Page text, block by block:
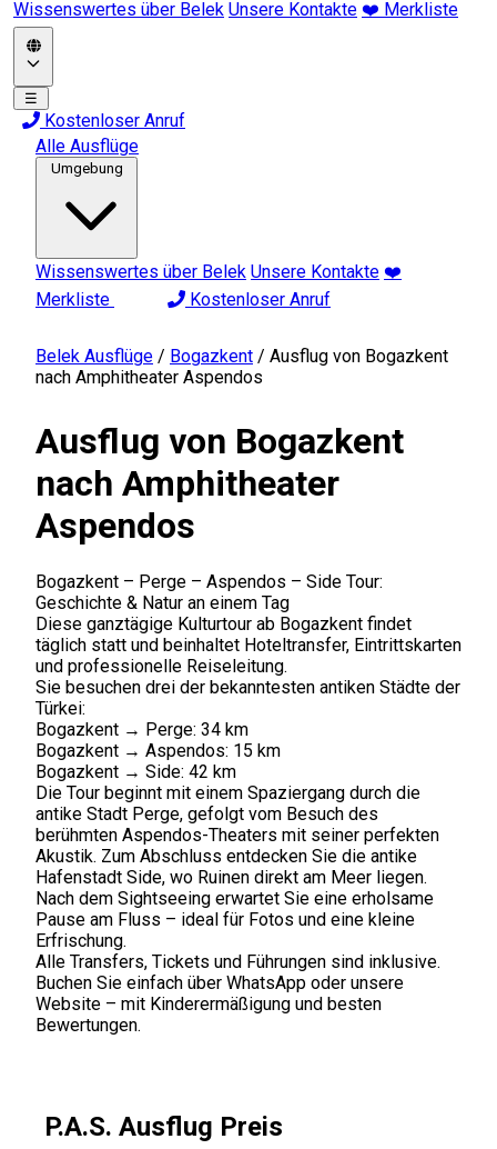
Wissenswertes über Belek Unsere Kontakte ❤️ Merkliste
☰
Kostenloser Anruf
Alle Ausflüge
Umgebung
Wissenswertes über Belek Unsere Kontakte ❤️
Merkliste
Kostenloser Anruf
Belek Ausflüge / Bogazkent / Ausflug von Bogazkent
nach Amphitheater Aspendos
Ausflug von Bogazkent
nach Amphitheater
Aspendos
Bogazkent – Perge – Aspendos – Side Tour:
Geschichte & Natur an einem Tag
Diese ganztägige Kulturtour ab Bogazkent findet
täglich statt und beinhaltet Hoteltransfer, Eintrittskarten
und professionelle Reiseleitung.
Sie besuchen drei der bekanntesten antiken Städte der
Türkei:
Bogazkent → Perge: 34 km
Bogazkent → Aspendos: 15 km
Bogazkent → Side: 42 km
Die Tour beginnt mit einem Spaziergang durch die
antike Stadt Perge, gefolgt vom Besuch des
berühmten Aspendos-Theaters mit seiner perfekten
Akustik. Zum Abschluss entdecken Sie die antike
Hafenstadt Side, wo Ruinen direkt am Meer liegen.
Nach dem Sightseeing erwartet Sie eine erholsame
Pause am Fluss – ideal für Fotos und eine kleine
Erfrischung.
Alle Transfers, Tickets und Führungen sind inklusive.
Buchen Sie einfach über WhatsApp oder unsere
Website – mit Kinderermäßigung und besten
Bewertungen.
P.A.S. Ausflug Preis